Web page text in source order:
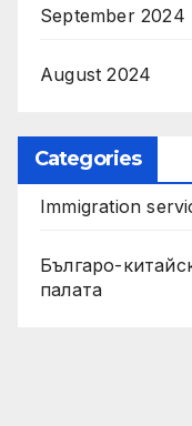
September 2024
August 2024
Categories
Immigration
Българо-
палата